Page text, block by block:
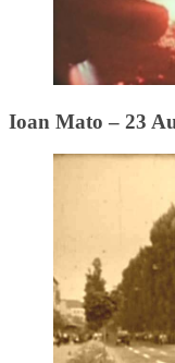
Ioan Mato – 23